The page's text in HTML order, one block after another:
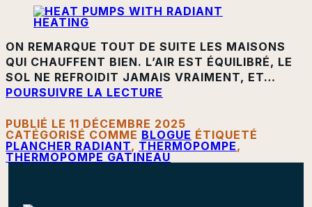
ON REMARQUE TOUT DE SUITE LES MAISONS
QUI CHAUFFENT BIEN. L’AIR EST ÉQUILIBRÉ, LE
SOL NE REFROIDIT JAMAIS VRAIMENT, ET…
POURSUIVRE LA LECTURE
PUBLIÉ LE 11 DÉCEMBRE 2025
CATÉGORISÉ COMME BLOGUE ÉTIQUETÉ
PLANCHER RADIANT, THERMOPOMPE,
THERMOPOMPE GATINEAU